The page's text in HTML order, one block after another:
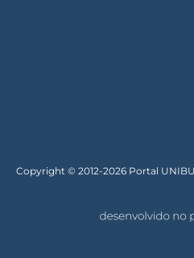
Copyright © 2012-2026 Portal